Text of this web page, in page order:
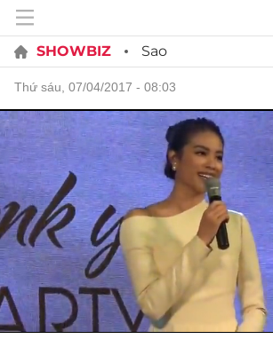
SHOWBIZ Sao
thứ sáu, 07/04/2017 - 08:03